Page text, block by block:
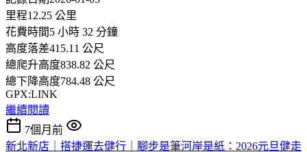
里程12.25 公里
花費時間5 小時 32 分鐘
高度落差415.11 公尺
總爬升高度838.82 公尺
總下降高度784.48 公尺
GPX:LINK
繼續閱讀
7個月前
新北新店｜搭捷運去健行｜腳步是筆河岸是紙：2026元旦健走